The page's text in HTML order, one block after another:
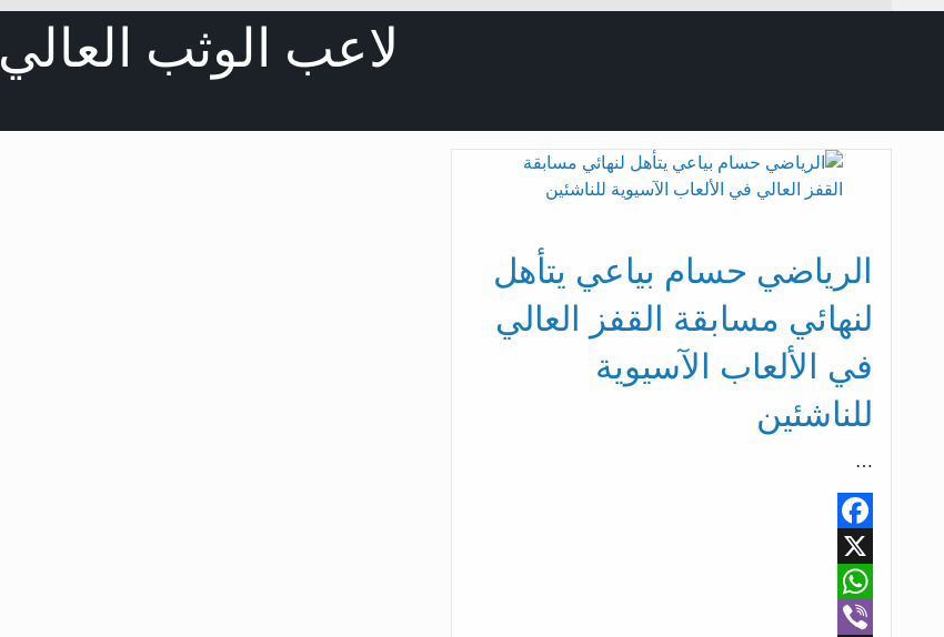
لاعب الوثب العالي
الرياضي حسام بياعي يتأهل
لنهائي مسابقة القفز العالي
في الألعاب الآسيوية
للناشئين
…
Facebook
X
WhatsApp